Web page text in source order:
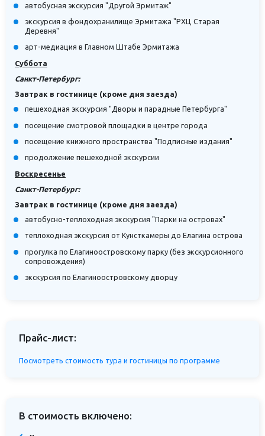
автобусная экскурсия "Другой Эрмитаж"
экскурсия в фондохранилище Эрмитажа "РХЦ Старая
Деревня"
арт-медиация в Главном Штабе Эрмитажа
Суббота
Санкт-Петербург:
Завтрак в гостинице (кроме дня заезда)
пешеходная экскурсия "Дворы и парадные Петербурга"
посещение смотровой площадки в центре города
посещение книжного пространства "Подписные издания"
продолжение пешеходной экскурсии
Воскресенье
Санкт-Петербург:
Завтрак в гостинице (кроме дня заезда)
автобусно-теплоходная экскурсия "Парки на островах"
теплоходная экскурсия от Кунсткамеры до Елагина острова
прогулка по Елагиноостровскому парку (без экскурсионного
сопровождения)
экскурсия по Елагиноостровскому дворцу
Прайс-лист:
Посмотреть стоимость тура и гостиницы по программе
В стоимость включено: